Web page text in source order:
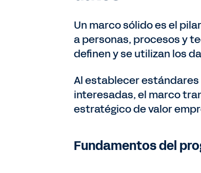
Un marco sólido es el
a personas, procesos y
definen y se utilizan los
Al establecer
interesadas, el marco
estratégico de valor
Fundamentos del